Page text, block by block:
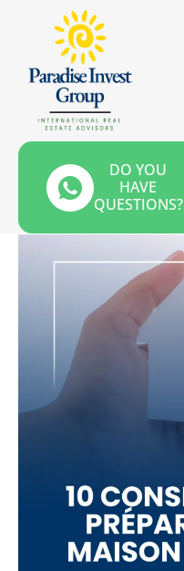
DO YOU
HAVE
QUESTIONS?